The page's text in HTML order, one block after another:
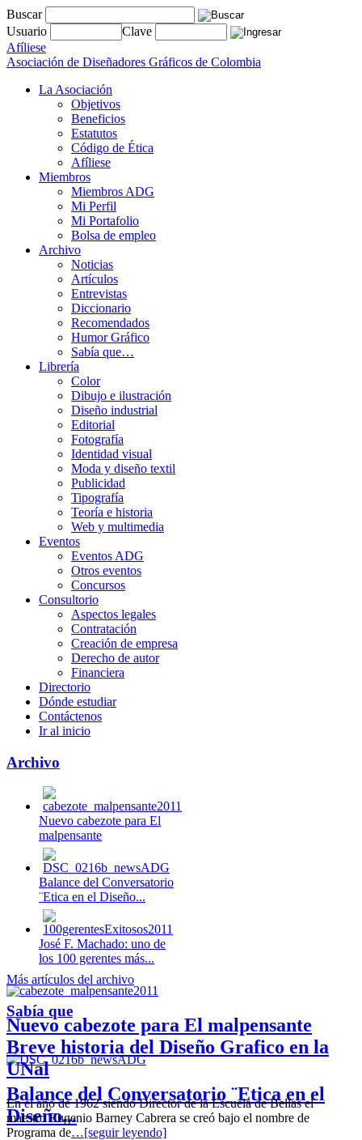
Buscar
Usuario
Clave
Afíliese
Asociación de Diseñadores Gráficos de Colombia
La Asociación
Objetivos
Beneficios
Estatutos
Código de Ética
Afíliese
Miembros
Miembros ADG
Mi Perfil
Mi Portafolio
Bolsa de empleo
Archivo
Noticias
Artículos
Entrevistas
Diccionario
Recomendados
Humor Gráfico
Sabía que…
Librería
Color
Dibujo e ilustración
Diseño industrial
Editorial
Fotografía
Identidad visual
Moda y diseño textil
Publicidad
Tipografía
Teoría e historia
Web y multimedia
Eventos
Eventos ADG
Otros eventos
Concursos
Consultorio
Aspectos legales
Contratación
Creación de empresa
Derecho de autor
Financiera
Directorio
Dónde estudiar
Contáctenos
Ir al inicio
Archivo
Nuevo cabezote para El
malpensante
Balance del Conversatorio
¨Etica en el Diseño...
José F. Machado: uno de
los 100 gerentes más...
Nuevo cabezote para El malpensante
Balance del Conversatorio ¨Etica en el
Diseño...
Más artículos del archivo
Sabía que
Breve historia del Diseño Grafico en la
UNal
En el año de 1962 siendo Director de la Escuela de Bellas el
maestro Eugenio Barney Cabrera se creó bajo el nombre de
Programa de…[seguir leyendo]